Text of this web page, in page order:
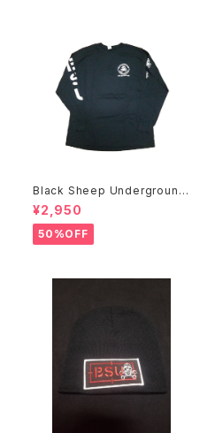
Black Sheep Underground
NOW WE FIGHT BACK L/S
Tシャツ
¥2,950
50%OFF